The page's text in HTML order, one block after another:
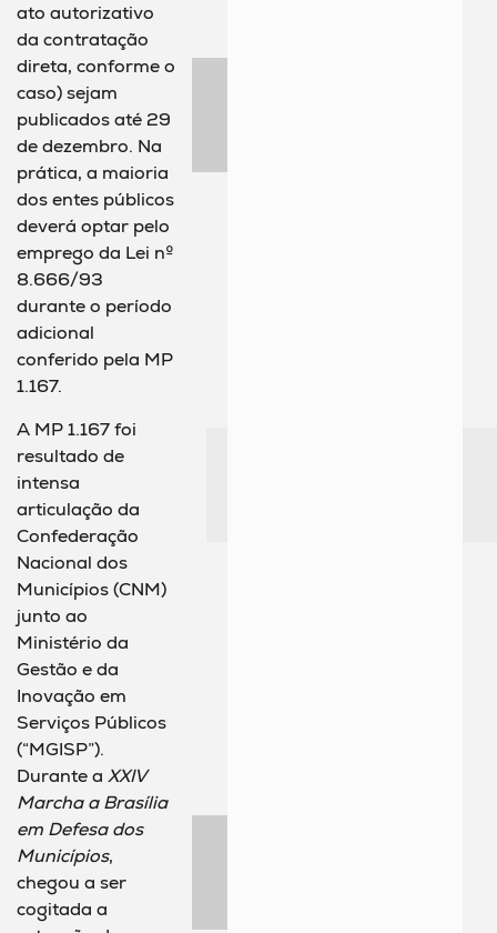
ato autorizativo
da contratação
direta, conforme o
caso) sejam
publicados até 29
de dezembro. Na
prática, a maioria
dos entes públicos
deverá optar pelo
emprego da Lei nº
8.666/93
durante o período
adicional
conferido pela MP
1.167.
A MP 1.167 foi
resultado de
intensa
articulação da
Confederação
Nacional dos
Municípios (CNM)
junto ao
Ministério da
Gestão e da
Inovação em
Serviços Públicos
(“MGISP”).
Durante a XXIV
Marcha a Brasília
em Defesa dos
Municípios,
chegou a ser
cogitada a